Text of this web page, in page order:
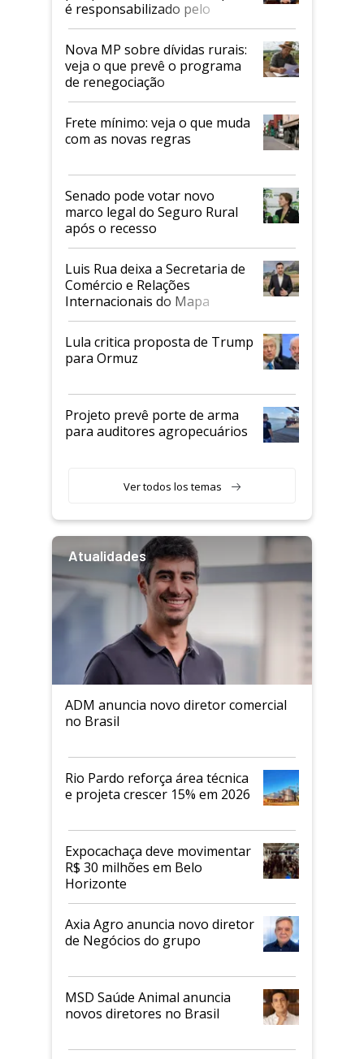
é responsabilizado pelo
tarifaço dos EUA
Nova MP sobre dívidas rurais:
veja o que prevê o programa
de renegociação
Frete mínimo: veja o que muda
com as novas regras
Senado pode votar novo
marco legal do Seguro Rural
após o recesso
Luis Rua deixa a Secretaria de
Comércio e Relações
Internacionais do Mapa
Lula critica proposta de Trump
para Ormuz
Projeto prevê porte de arma
para auditores agropecuários
Ver todos los temas
Atualidades
ADM anuncia novo diretor comercial
no Brasil
Rio Pardo reforça área técnica
e projeta crescer 15% em 2026
Expocachaça deve movimentar
R$ 30 milhões em Belo
Horizonte
Axia Agro anuncia novo diretor
de Negócios do grupo
MSD Saúde Animal anuncia
novos diretores no Brasil